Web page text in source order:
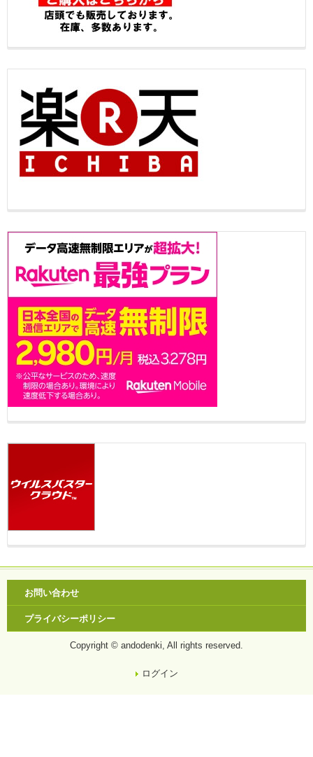
お問い合わせ
プライバシーポリシー
Copyright © andodenki, All rights reserved.
ログイン